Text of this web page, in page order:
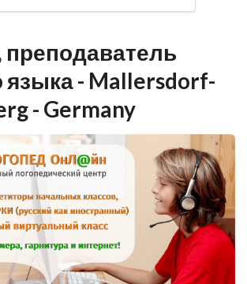
преподаватель
языка - Mallersdorf-
- Germany